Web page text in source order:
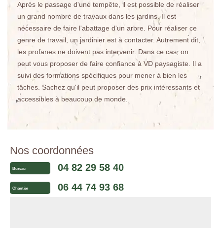
Après le passage d'une tempête, il est possible de réaliser
un grand nombre de travaux dans les jardins. Il est
nécessaire de faire l'abattage d'un arbre. Pour réaliser ce
genre de travail, un jardinier est à contacter. Autrement dit,
les profanes ne doivent pas intervenir. Dans ce cas, on
peut vous proposer de faire confiance à VD paysagiste. Il a
suivi des formations spécifiques pour mener à bien les
tâches. Sachez qu'il peut proposer des prix intéressants et
accessibles à beaucoup de monde.
Nos coordonnées
Bureau 04 82 29 58 40
Chantier 06 44 74 93 68